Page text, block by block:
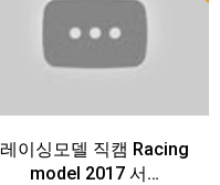
레이싱모델 직캠 Racing
model 2017 서…